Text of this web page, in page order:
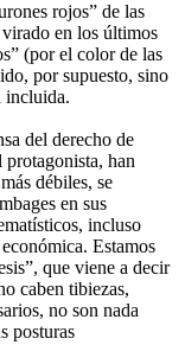
rojos” de las
virado en los últimos
(por el color de las
por supuesto, sino
incluida.
del derecho de
protagonista, han
débiles, se
en sus
incluso
Estamos
que viene a decir
caben tibiezas,
no son nada
posturas